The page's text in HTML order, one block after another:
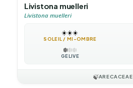
Livistona muelleri
Livistona muelleri
☀️☀️☀️
SOLEIL / MI-OMBRE
❄️❄️❄️
GÉLIVE
🍃ARECACEAE